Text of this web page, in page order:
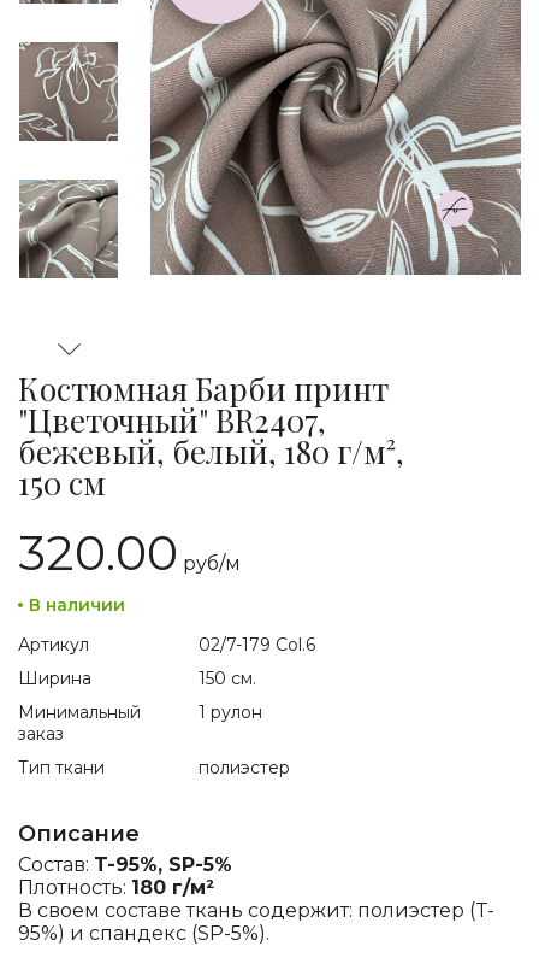
Костюмная Барби принт
"Цветочный" BR2407,
бежевый, белый, 180 г/м²,
150 см
320.00 руб/м
В наличии
Артикул
02/7-179 Col.6
Ширина
150 см.
Минимальный
заказ
1 рулон
Тип ткани полиэстер
Описание
Состав: T-95%, SP-5%
Плотность: 180 г/м²
В своем составе ткань содержит: полиэстер (T-
95%) и спандекс (SP-5%).